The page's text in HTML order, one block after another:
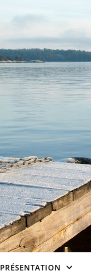
PRÉSENTATION